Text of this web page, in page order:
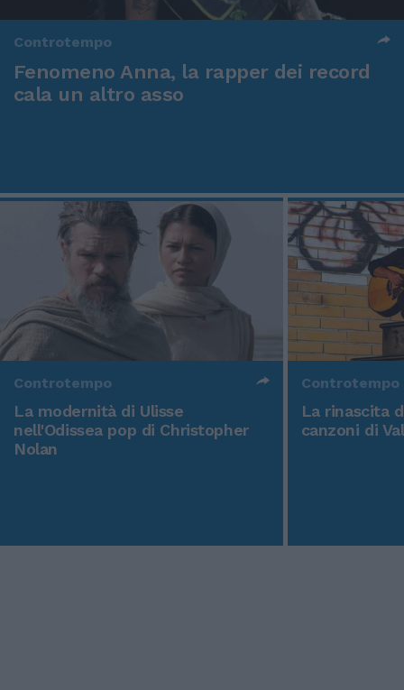
Controtempo
Fenomeno Anna, la rapper dei record
cala un altro asso
Controtempo
La modernità di Ulisse
nell'Odissea pop di Christopher
Nolan
Controtempo
La rinascita
canzoni di